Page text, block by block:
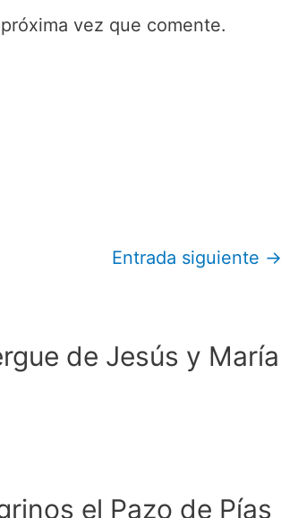
vez que comente.
Entrada siguiente →
de Jesús y María
el Pazo de Pías